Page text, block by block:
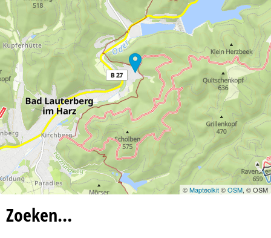
©Maptoolkit©OSM, © OSM
Zoeken…